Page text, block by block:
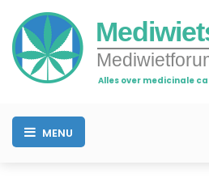
Alles over medicinale
MENU